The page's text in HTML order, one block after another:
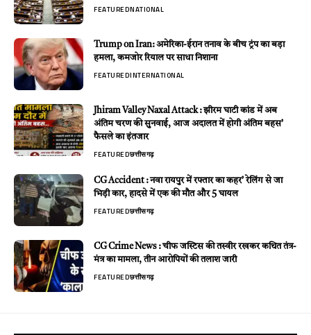
FEATUREDNATIONAL
Trump on Iran: अमेरिका-ईरान तनाव के बीच ट्रंप का बड़ा
हमला, कमजोर रियाल पर साधा निशाना
FEATUREDINTERNATIONAL
Jhiram Valley Naxal Attack : झीरम घाटी कांड में अब
अंतिम चरण की सुनवाई, आज अदालत में होगी अंतिम बहस’
फैसले का इंतजार
FEATUREDछत्तीसगढ़
CG Accident : नवा रायपुर में रफ्तार का कहर’ रेलिंग से जा
भिड़ी कार, हादसे में एक की मौत और 5 घायल
FEATUREDछत्तीसगढ़
CG Crime News : चीफ जस्टिस की तस्वीर रखकर कथित तंत्र-
मंत्र का मामला, तीन आरोपियों की तलाश जारी
FEATUREDछत्तीसगढ़